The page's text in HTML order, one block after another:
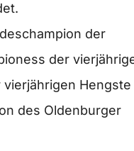
der
der
Hengste
des Oldenburger